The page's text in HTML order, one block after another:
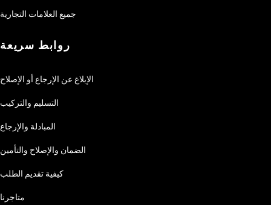
جميع العلامات التجارية
روابط سريعة
الإبلاغ عن الإرجاع أو الإصلاح
التسليم والتركيب
المبادلة والإرجاع
الضمان والإصلاح والتأمين
كيفية تقديم الطلب
متاجرنا